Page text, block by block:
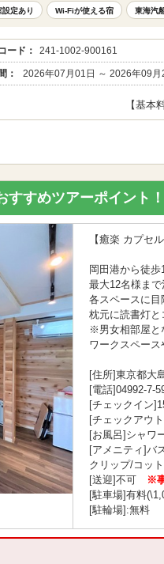
定あり Wi-Fiが使える宿 東海汽
ード： 241-1002-900161
： 2026年07月01日 ～ 2026年09月
【基本
すすめツアーポイント！
【癒楽 カプセ
岡田港から徒
最大12名様ま
各スペースに目
枕元に読書灯と
※男女相部屋と
ワークスペース
[住所]東京都大
[電話]04992-7-
[チェックイン
[チェックアウ
[お風呂]シャワ
[アメニティ]バ
クリップ/コッ
[送迎]不可
※
[駐車場]有料
[駐輪場]:無料